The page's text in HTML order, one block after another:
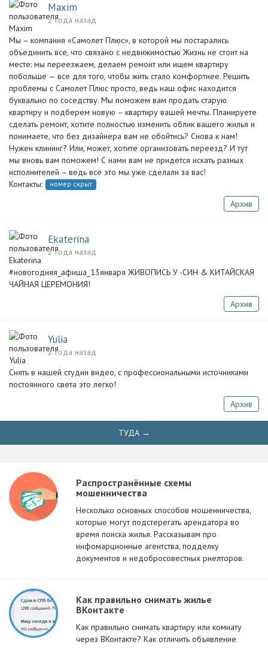
Maxim
2 года назад
Мы – компания «Самолет Плюс», в которой мы постарались
объединить все, что связано с недвижимостью Жизнь не стоит на
месте: мы переезжаем, делаем ремонт или ищем квартиру
побольше — все для того, чтобы жить стало комфортнее. Решить
проблемы с Самолет Плюс просто, ведь наш офис находится
буквально по соседству. Мы поможем вам продать старую
квартиру и подберем новую – квартиру вашей мечты. Планируете
сделать ремонт, хотите полностью изменить облик вашего жилья и
понимаете, что без дизайнера вам не обойтись? Снова к нам!
Нужен клининг? Или, может, хотите организовать переезд? И тут
мы вновь вам поможем! С нами вам не придется искать разных
исполнителей – ведь все это мы уже сделали за вас!
Контакты:
номер скрыт
Архив
Ekaterina
2 года назад
#новогодняя_афиша_13января ЖИВОПИСЬ У -СИН & КИТАЙСКАЯ
ЧАЙНАЯ ЦЕРЕМОНИЯ!
Архив
Yulia
2 года назад
Снять в нашей студии видео, с профессиональными источниками
постоянного света это легко!
Архив
ТУДА →
Распространённые схемы
мошенничества
Несколько основных способов мошенничества,
которые могут подстерегать арендатора во
время поиска жилья. Рассказывам про
инфомарционные агентства, подделку
документов и недобросовестных риелторов.
Как правильно снимать жилье
ВКонтакте
Как правильно снимать квартиру или комнату
через ВКонтакте? Как отличить объявление